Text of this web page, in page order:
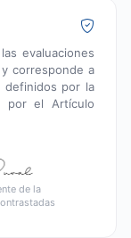
evaluaciones
corresponde a
definidos por la
por el Artículo
de la